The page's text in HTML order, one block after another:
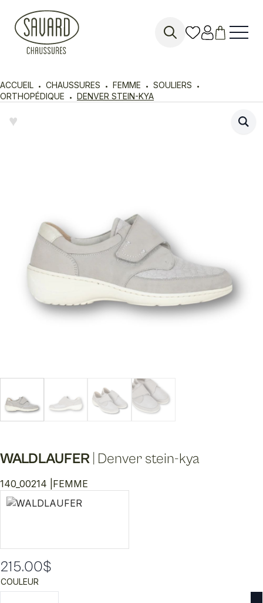
ACCUEIL CHAUSSURES FEMME
SOULIERS
ORTHOPÉDIQUE
DENVER STEIN-KYA
♥︎
WALDLAUFER Denver stein-kya
140_00214 | FEMME
215.00$
COULEUR